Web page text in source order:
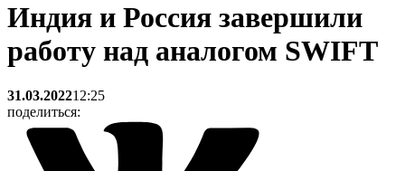
Индия и Россия завершили
работу над аналогом SWIFT
31.03.202212:25
поделиться: